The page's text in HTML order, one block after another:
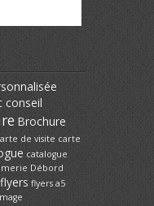
conseil
Brochure
de visite carte
catalogue
Débord
flyers flyers a5